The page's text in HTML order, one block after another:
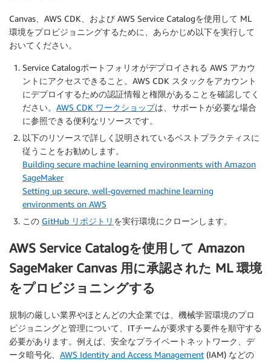
Canvas、AWS CDK、および AWS Service Catalogを使用して ML
環境をプロビジョニングするために、あらかじめ以下を実行して
おいてください。
Service Catalogポートフォリオがデプロイされる AWS アカウ
ントにアクセスできること。AWS CDK スタックをアカウント
にデプロイするための認証情報と権限があることを確認してく
ださい。 AWS CDK ワークショップは、サポートが必要な場合
に参照できる便利なリソースです。
以下のリソースで詳しく説明されているベストプラクティスに
従うことをお勧めします。
Building secure machine learning environments with Amazon
SageMaker
Setting up secure, well-governed machine learning
environments on AWS
この GitHub リポジトリ を実行環境にクローンします。
AWS Service Catalogを使用して Amazon
SageMaker Canvas 用に承認された ML 環境
をプロビジョニングする
規制の厳しい業界やほとんどの大企業では、機械学習環境のプロ
ビジョニングと管理について、ITチームが要求する要件を順守する
必要があります。例えば、安全なプライベートネットワーク、デ
ータ暗号化、 AWS Identity and Access Management (IAM) などの